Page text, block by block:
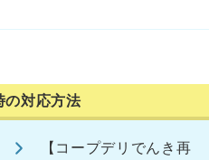
の対応方法
【コープデリでんき再